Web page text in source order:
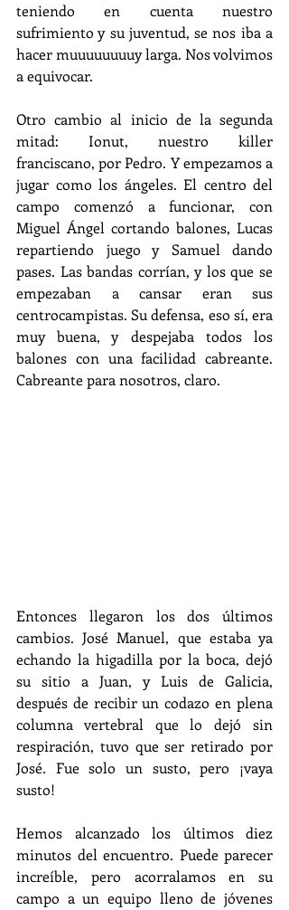
teniendo en cuenta nuestro
sufrimiento y su juventud, se nos iba a
hacer muuuuuuuuy larga. Nos volvimos
a equivocar.
Otro cambio al inicio de la segunda
mitad: Ionut, nuestro killer
franciscano, por Pedro. Y empezamos a
jugar como los ángeles. El centro del
campo comenzó a funcionar, con
Miguel Ángel cortando balones, Lucas
repartiendo juego y Samuel dando
pases. Las bandas corrían, y los que se
empezaban a cansar eran sus
centrocampistas. Su defensa, eso sí, era
muy buena, y despejaba todos los
balones con una facilidad cabreante.
Cabreante para nosotros, claro.
Entonces llegaron los dos últimos
cambios. José Manuel, que estaba ya
echando la higadilla por la boca, dejó
su sitio a Juan, y Luis de Galicia,
después de recibir un codazo en plena
columna vertebral que lo dejó sin
respiración, tuvo que ser retirado por
José. Fue solo un susto, pero ¡vaya
susto!
Hemos alcanzado los últimos diez
minutos del encuentro. Puede parecer
increíble, pero acorralamos en su
campo a un equipo lleno de jóvenes